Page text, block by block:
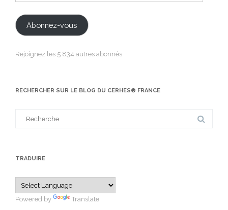
e-
mail
Abonnez-vous
Rejoignez les 5 834 autres abonnés
RECHERCHER SUR LE BLOG DU CERHES® FRANCE
TRADUIRE
Powered by Translate